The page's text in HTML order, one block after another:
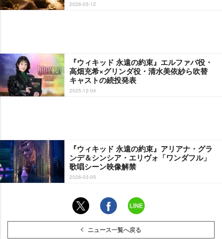
2026-03-12
『ウィキッド 永遠の約束』エルファバ役・
高畑充希×グリンダ役・清水美依紗ら吹替
キャストの続投発表
2025-12-04
『ウィキッド 永遠の約束』アリアナ・グラ
ンデ＆シンシア・エリヴォ「ワンダフル」
歌唱シーン映像解禁
2026-03-05
ニュース一覧へ戻る